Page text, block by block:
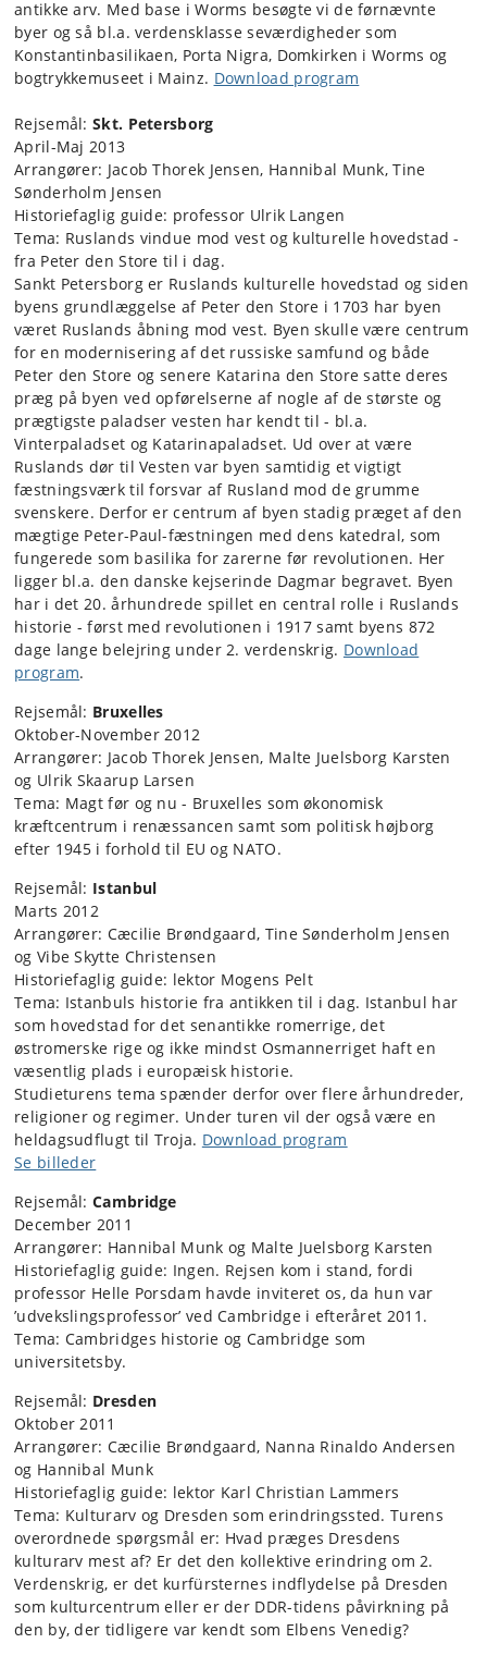
antikke arv. Med base i Worms besøgte vi de førnævnte
byer og så bl.a. verdensklasse seværdigheder som
Konstantinbasilikaen, Porta Nigra, Domkirken i Worms og
bogtrykkemuseet i Mainz. Download program
Rejsemål: Skt. Petersborg
April-Maj 2013
Arrangører: Jacob Thorek Jensen, Hannibal Munk, Tine
Sønderholm Jensen
Historiefaglig guide: professor Ulrik Langen
Tema: Ruslands vindue mod vest og kulturelle hovedstad -
fra Peter den Store til i dag.
Sankt Petersborg er Ruslands kulturelle hovedstad og siden
byens grundlæggelse af Peter den Store i 1703 har byen
været Ruslands åbning mod vest. Byen skulle være centrum
for en modernisering af det russiske samfund og både
Peter den Store og senere Katarina den Store satte deres
præg på byen ved opførelserne af nogle af de største og
prægtigste paladser vesten har kendt til - bl.a.
Vinterpaladset og Katarinapaladset. Ud over at være
Ruslands dør til Vesten var byen samtidig et vigtigt
fæstningsværk til forsvar af Rusland mod de grumme
svenskere. Derfor er centrum af byen stadig præget af den
mægtige Peter-Paul-fæstningen med dens katedral, som
fungerede som basilika for zarerne før revolutionen. Her
ligger bl.a. den danske kejserinde Dagmar begravet. Byen
har i det 20. århundrede spillet en central rolle i Ruslands
historie - først med revolutionen i 1917 samt byens 872
dage lange belejring under 2. verdenskrig. Download
program.
Rejsemål: Bruxelles
Oktober-November 2012
Arrangører: Jacob Thorek Jensen, Malte Juelsborg Karsten
og Ulrik Skaarup Larsen
Tema: Magt før og nu - Bruxelles som økonomisk
kræftcentrum i renæssancen samt som politisk højborg
efter 1945 i forhold til EU og NATO.
Rejsemål: Istanbul
Marts 2012
Arrangører: Cæcilie Brøndgaard, Tine Sønderholm Jensen
og Vibe Skytte Christensen
Historiefaglig guide: lektor Mogens Pelt
Tema: Istanbuls historie fra antikken til i dag. Istanbul har
som hovedstad for det senantikke romerrige, det
østromerske rige og ikke mindst Osmannerriget haft en
væsentlig plads i europæisk historie.
Studieturens tema spænder derfor over flere århundreder,
religioner og regimer. Under turen vil der også være en
heldagsudflugt til Troja. Download program
Se billeder
Rejsemål: Cambridge
December 2011
Arrangører: Hannibal Munk og Malte Juelsborg Karsten
Historiefaglig guide: Ingen. Rejsen kom i stand, fordi
professor Helle Porsdam havde inviteret os, da hun var
’udvekslingsprofessor’ ved Cambridge i efteråret 2011.
Tema: Cambridges historie og Cambridge som
universitetsby.
Rejsemål: Dresden
Oktober 2011
Arrangører: Cæcilie Brøndgaard, Nanna Rinaldo Andersen
og Hannibal Munk
Historiefaglig guide: lektor Karl Christian Lammers
Tema: Kulturarv og Dresden som erindringssted. Turens
overordnede spørgsmål er: Hvad præges Dresdens
kulturarv mest af? Er det den kollektive erindring om 2.
Verdenskrig, er det kurfürsternes indflydelse på Dresden
som kulturcentrum eller er der DDR-tidens påvirkning på
den by, der tidligere var kendt som Elbens Venedig?